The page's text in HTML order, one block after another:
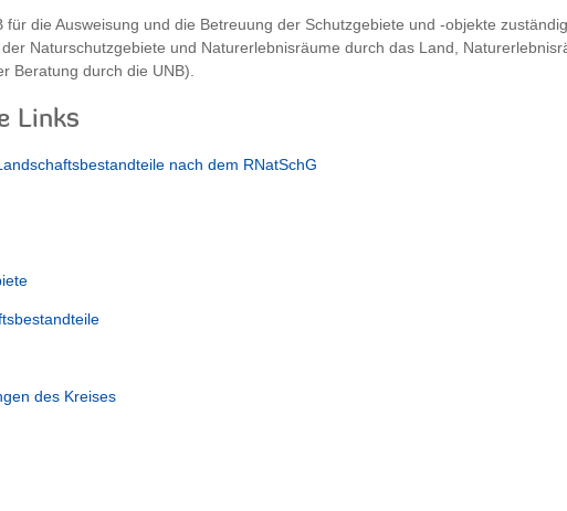
für die Ausweisung und die Betreuung der Schutzgebiete und -objekte zuständig
Naturschutzgebiete und Naturerlebnisräume durch das Land,
Beratung durch die UNB).
Links
nach dem RNatSchG
des Kreises